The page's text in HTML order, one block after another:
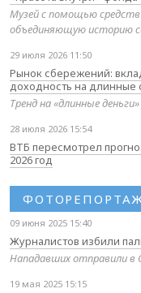
Музей с помощью средств
объединяющую историю
29 июля 2026 11:50
Рынок сбережений:
доходность на длинные
Тренд на «длинные
28 июля 2026 15:54
ВТБ пересмотрел
2026 год
09 июня 2025 15:40
Журналистов избили
Нападавших отправили в
19 мая 2025 15:15